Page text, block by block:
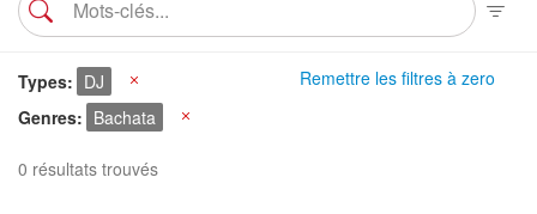
Remettre les filtres à zero
Types DJ
Genres
Bachata
0 résultats trouvés